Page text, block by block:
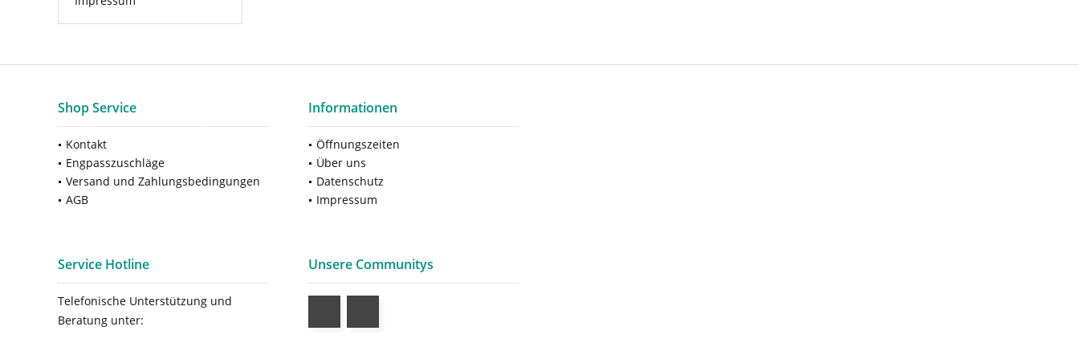
Shop Service
Kontakt
Engpasszuschläge
Versand und Zahlungsbedingungen
AGB
Informationen
Öffnungszeiten
Über uns
Datenschutz
Impressum
Service Hotline
Telefonische Unterstützung und
Beratung unter:
Unsere Communitys